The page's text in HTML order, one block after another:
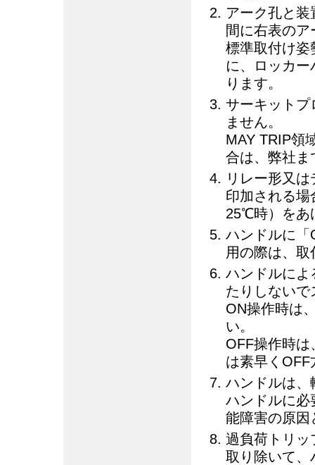
アーク孔と
間に右表の
標準取付け姿
に、ロッカ
ります。
サーキットプ
ません。
MAY TRIP領
合は、弊社ま
リレー形又
印加される
25℃時）をあ
ハンドルに「
用の際は、
ハンドルによ
たりしない
ON操作時は
い。
OFF操作時
は素早くOFF
ハンドルは、
ハンドルに必
能障害の原因
過負荷トリッ
取り除いて、